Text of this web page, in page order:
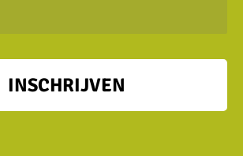
INSCHRIJVEN